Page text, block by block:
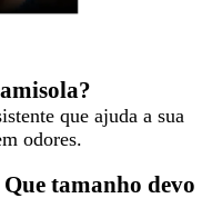
que ajuda a sua
odores.
tamanho devo